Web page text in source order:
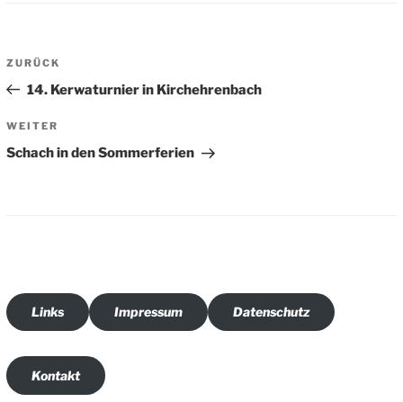
Beitragsnavigation
Vorheriger
Beitrag
ZURÜCK
14. Kerwaturnier in Kirchehrenbach
Nächster
Beitrag
WEITER
Schach in den Sommerferien
Links Impressum Datenschutz
Kontakt